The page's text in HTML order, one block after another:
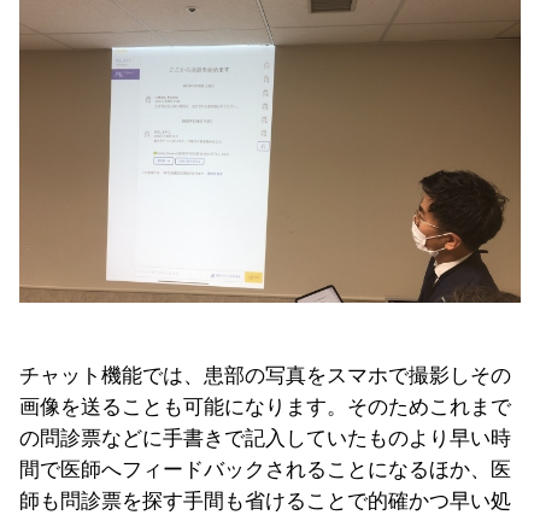
チャット機能では、患部の写真をスマホで撮影しその
画像を送ることも可能になります。そのためこれまで
の問診票などに手書きで記入していたものより早い時
間で医師へフィードバックされることになるほか、医
師も問診票を探す手間も省けることで的確かつ早い処